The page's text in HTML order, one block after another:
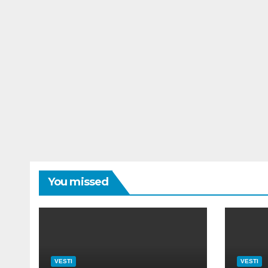
You missed
VESTI VESTI